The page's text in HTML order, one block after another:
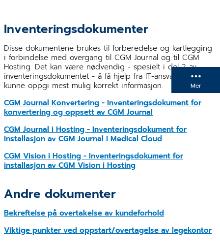
Mer
Inventeringsdokumenter
Disse dokumentene brukes til forberedelse og kartlegging
i forbindelse med overgang til CGM Journal og til CGM
Hosting. Det kan være nødvendig - spesielt i del 2 av
inventeringsdokumentet - å få hjelp fra IT-ansvarlig for å
kunne oppgi mest mulig korrekt informasjon.
CGM Journal Konvertering - Inventeringsdokument for
konvertering og oppsett av CGM Journal
CGM Journal i Hosting - Inventeringsdokument for
installasjon av CGM Journal i Medical Cloud
CGM Vision i Hosting - Inventeringsdokument for
installasjon av CGM Vision i Hosting
Andre dokumenter
Bekreftelse på overtakelse av kundeforhold
Viktige punkter ved oppstart/overtagelse av legekontor